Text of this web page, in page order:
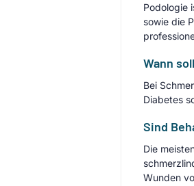
Podologie
sowie die
Wann
Bei
Diabetes
Sind
Die
Wunden